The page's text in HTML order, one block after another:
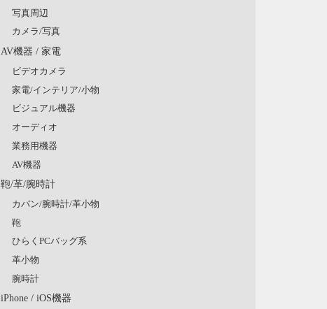
写真周辺
カメラ/写真
AV機器 / 家電
ビデオカメラ
家電/インテリア/小物
ビジュアル機器
オーディオ
業務用機器
AV機器
鞄/革/腕時計
カバン/腕時計/革小物
鞄
ひらくPCバッグ系
革小物
腕時計
iPhone / iOS機器